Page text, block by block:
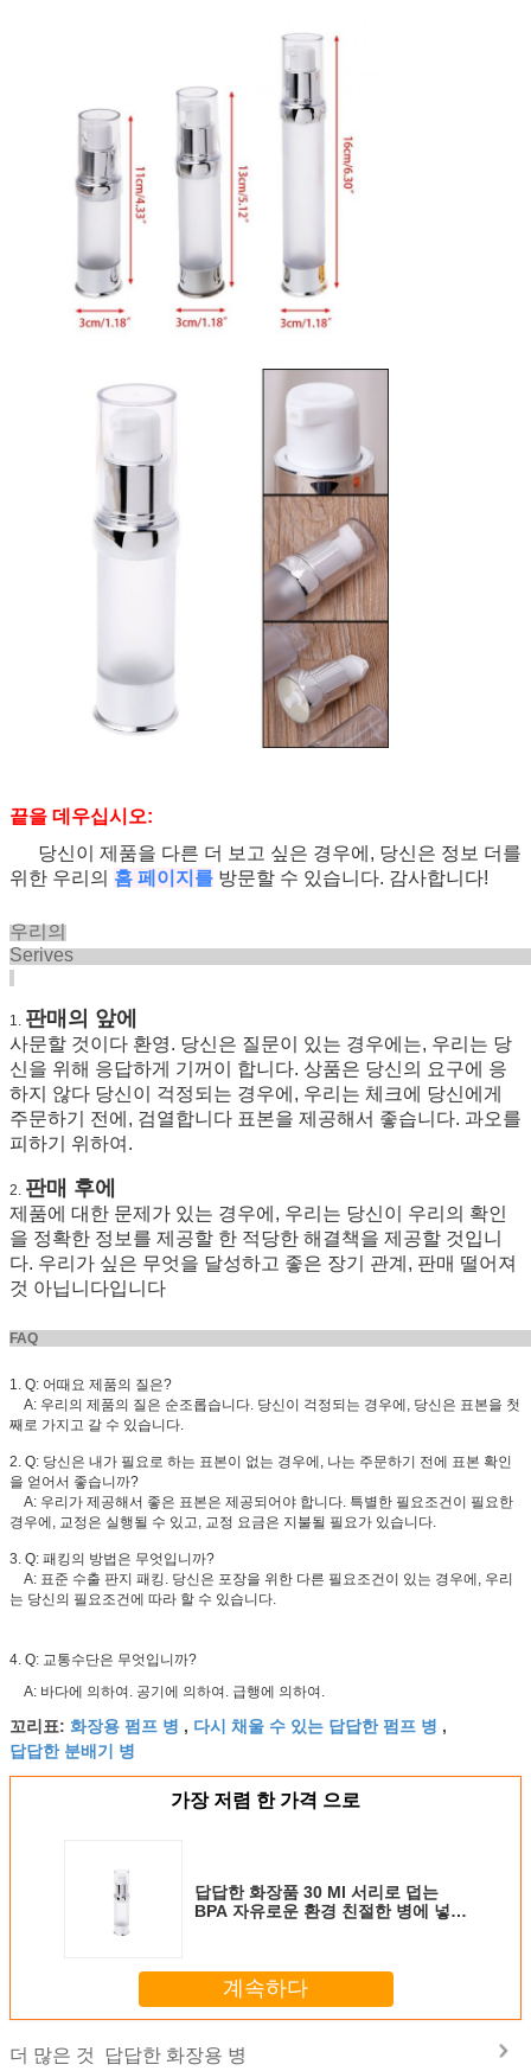
끝을 데우십시오:
당신이 제품을 다른 더 보고 싶은 경우에, 당신은 정보 더를
위한 우리의 홈 페이지를 방문할 수 있습니다. 감사합니다!
우리의
1. 판매의 앞에
사문할 것이다 환영. 당신은 질문이 있는 경우에는, 우리는 당
신을 위해 응답하게 기꺼이 합니다. 상품은 당신의 요구에 응
하지 않다 당신이 걱정되는 경우에, 우리는 체크에 당신에게
주문하기 전에, 검열합니다 표본을 제공해서 좋습니다. 과오를
피하기 위하여.
2. 판매 후에
제품에 대한 문제가 있는 경우에, 우리는 당신이 우리의 확인
을 정확한 정보를 제공할 한 적당한 해결책을 제공할 것입니
다. 우리가 싶은 무엇을 달성하고 좋은 장기 관계, 판매 떨어져
것 아닙니다입니다
1. Q: 어때요 제품의 질은?
A: 우리의 제품의 질은 순조롭습니다. 당신이 걱정되는 경우에, 당신은 표본을 첫
째로 가지고 갈 수 있습니다.
2. Q: 당신은 내가 필요로 하는 표본이 없는 경우에, 나는 주문하기 전에 표본 확인
을 얻어서 좋습니까?
A: 우리가 제공해서 좋은 표본은 제공되어야 합니다. 특별한 필요조건이 필요한
경우에, 교정은 실행될 수 있고, 교정 요금은 지불될 필요가 있습니다.
3. Q: 패킹의 방법은 무엇입니까?
A: 표준 수출 판지 패킹. 당신은 포장을 위한 다른 필요조건이 있는 경우에, 우리
는 당신의 필요조건에 따라 할 수 있습니다.
4. Q: 교통수단은 무엇입니까?
A: 바다에 의하여. 공기에 의하여. 급행에 의하여.
꼬리표: 화장용 펌프 병 , 다시 채울 수 있는 답답한 펌프 병 ,
답답한 분배기 병
가장 저렴 한 가격 으로
답답한 화장품 30 Ml 서리로 덥는
BPA 자유로운 환경 친절한 병에 넣습
계속하다
더 많은 것 답답한 화장용 병